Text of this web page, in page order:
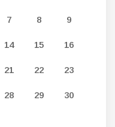
7 8 9
14 15 16
21 22 23
28 29 30